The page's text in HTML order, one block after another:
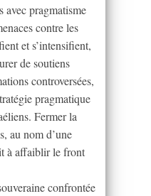
avec pragmatisme
contre les
et s’intensifient,
de soutiens
controversées,
pragmatique
Fermer la
au nom d’une
à affaiblir le front
confrontée